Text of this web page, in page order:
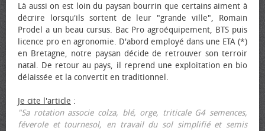
Là aussi on est loin du paysan bourrin que certains aiment à
décrire lorsqu'ils sortent de leur "grande ville", Romain
Prodel a un beau cursus. Bac Pro agroéquipement, BTS puis
licence pro en agronomie. D'abord employé dans une ETA (*)
en Bretagne, notre paysan décide de retrouver son terroir
natal. De retour au pays, il reprend une exploitation en bio
délaissée et la convertit en traditionnel.
Je cite l'article :
"Sa rotation associe colza, blé, orge, triticale G4 semences,
féverole et tournesol, en travail du sol simplifié et semis